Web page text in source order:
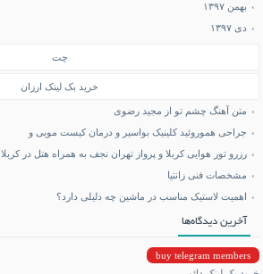
بهمن ۱۳۹۷
دی ۱۳۹۷
چت
خرید بک لینک ارزان
متن آهنگ چشم تو از مجید رضوی
جراحی هموروئید کلینیک بواسیر و درمان کیست مویی و
رزرو تور هوایی کربلا و پرواز تهران نجف به همراه هتل در کربلا
مشخصات فنی زانتیا
اهمیت لاستیک مناسب در ماشین چه دلیلی دارد؟
آخرین دیدگاه‌ها
buy telegram members